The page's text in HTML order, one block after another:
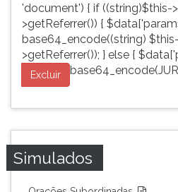
'document') { if ((string)$this-
>getReferrer()) {
base64_encode((string)
>getReferrer()); } else {
Excluir
Simulados